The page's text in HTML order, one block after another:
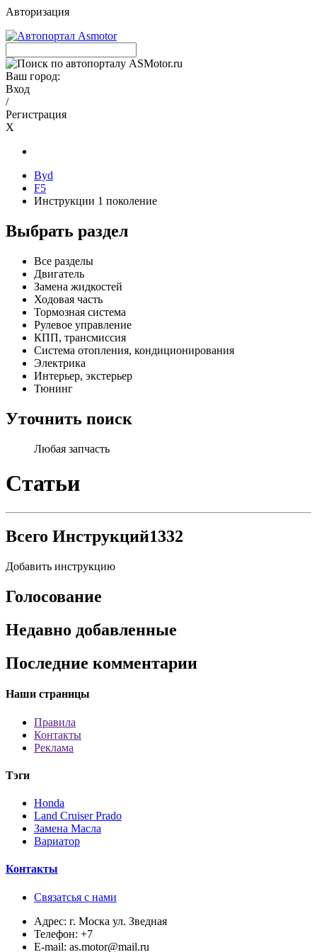
Авторизация
Ваш город:
Вход
/
Регистрация
X
Byd
F5
Инструкции 1 поколение
Выбрать раздел
Все разделы
Двигатель
Замена жидкостей
Ходовая часть
Тормозная система
Рулевое управление
КПП, трансмиссия
Система отопления, кондиционирования
Электрика
Интерьер, экстерьер
Тюнинг
Уточнить поиск
Любая запчасть
Статьи
Всего Инструкций1332
Добавить инструкцию
Голосование
Недавно добавленные
Последние комментарии
Наши страницы
Правила
Контакты
Реклама
Тэги
Honda
Land Cruiser Prado
Замена Масла
Вариатор
Контакты
Связатсья с нами
Адрес: г. Моска ул. Зведная
Телефон: +7
E-mail: as.motor@mail.ru